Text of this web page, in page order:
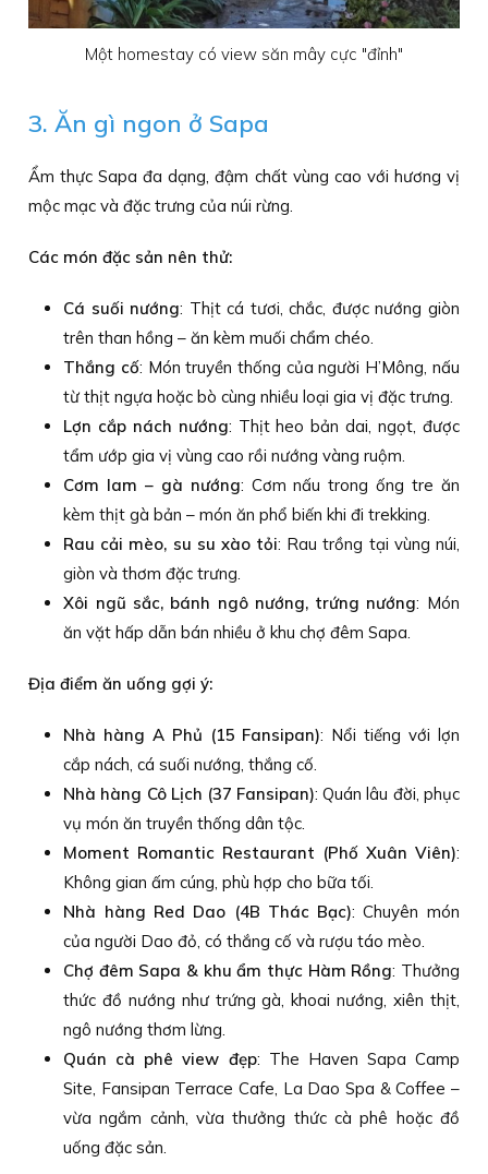
Một homestay có view săn mây cực "đỉnh"
3. Ăn gì ngon ở Sapa
Ẩm thực Sapa đa dạng, đậm chất vùng cao với hương vị
mộc mạc và đặc trưng của núi rừng.
Các món đặc sản nên thử:
Cá suối nướng: Thịt cá tươi, chắc, được nướng giòn
trên than hồng – ăn kèm muối chẩm chéo.
Thắng cố: Món truyền thống của người H’Mông, nấu
từ thịt ngựa hoặc bò cùng nhiều loại gia vị đặc trưng.
Lợn cắp nách nướng: Thịt heo bản dai, ngọt, được
tẩm ướp gia vị vùng cao rồi nướng vàng ruộm.
Cơm lam – gà nướng: Cơm nấu trong ống tre ăn
kèm thịt gà bản – món ăn phổ biến khi đi trekking.
Rau cải mèo, su su xào tỏi: Rau trồng tại vùng núi,
giòn và thơm đặc trưng.
Xôi ngũ sắc, bánh ngô nướng, trứng nướng: Món
ăn vặt hấp dẫn bán nhiều ở khu chợ đêm Sapa.
Địa điểm ăn uống gợi ý:
Nhà hàng A Phủ (15 Fansipan): Nổi tiếng với lợn
cắp nách, cá suối nướng, thắng cố.
Nhà hàng Cô Lịch (37 Fansipan): Quán lâu đời, phục
vụ món ăn truyền thống dân tộc.
Moment Romantic Restaurant (Phố Xuân Viên):
Không gian ấm cúng, phù hợp cho bữa tối.
Nhà hàng Red Dao (4B Thác Bạc): Chuyên món
của người Dao đỏ, có thắng cố và rượu táo mèo.
Chợ đêm Sapa & khu ẩm thực Hàm Rồng: Thưởng
thức đồ nướng như trứng gà, khoai nướng, xiên thịt,
ngô nướng thơm lừng.
Quán cà phê view đẹp: The Haven Sapa Camp
Site, Fansipan Terrace Cafe, La Dao Spa & Coffee –
vừa ngắm cảnh, vừa thưởng thức cà phê hoặc đồ
uống đặc sản.